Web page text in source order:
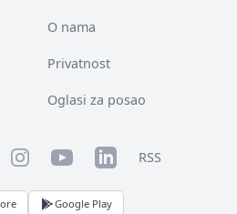
O nama
Privatnost
Oglasi za posao
InstagramYouTubeLinkedInRSS
Google Play